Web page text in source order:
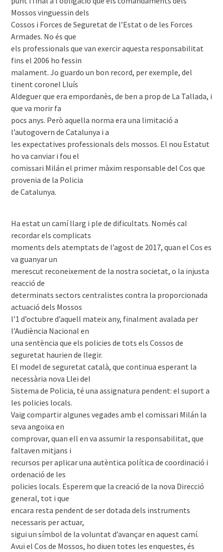
Mossos vinguessin dels
Cossos i Forces de Seguretat de l’Estat o de les Forces
Armades. No és que
els professionals que van exercir aquesta responsabilitat
fins el 2006 ho fessin
malament. Jo guardo un bon record, per exemple, del
tinent coronel Lluís
Aldeguer que era empordanès, de ben a prop de La Tallada, i
que va morir fa
pocs anys. Però aquella norma era una limitació a
l’autogovern de Catalunya i a
les expectatives professionals dels mossos. El nou Estatut
ho va canviar i fou el
comissari Milán el primer màxim responsable del Cos que
provenia de la Policia
de Catalunya.
Ha estat un camí llarg i ple de dificultats. Només cal
recordar els complicats
moments dels atemptats de l’agost de 2017, quan el Cos es
va guanyar un
merescut reconeixement de la nostra societat, o la injusta
reacció de
determinats sectors centralistes contra la proporcionada
actuació dels Mossos
l’1 d’octubre d’aquell mateix any, finalment avalada per
l’Audiència Nacional en
una sentència que els policies de tots els Cossos de
seguretat haurien de llegir.
El model de seguretat català, que continua esperant la
necessària nova Llei del
Sistema de Policia, té una assignatura pendent: el suport a
les policies locals.
Vaig compartir algunes vegades amb el comissari Milán la
seva angoixa en
comprovar, quan ell en va assumir la responsabilitat, que
faltaven mitjans i
recursos per aplicar una autèntica política de coordinació i
ordenació de les
policies locals. Esperem que la creació de la nova Direcció
general, tot i que
encara resta pendent de ser dotada dels instruments
necessaris per actuar,
sigui un símbol de la voluntat d’avançar en aquest camí.
Avui el Cos de Mossos, ho diuen totes les enquestes, és